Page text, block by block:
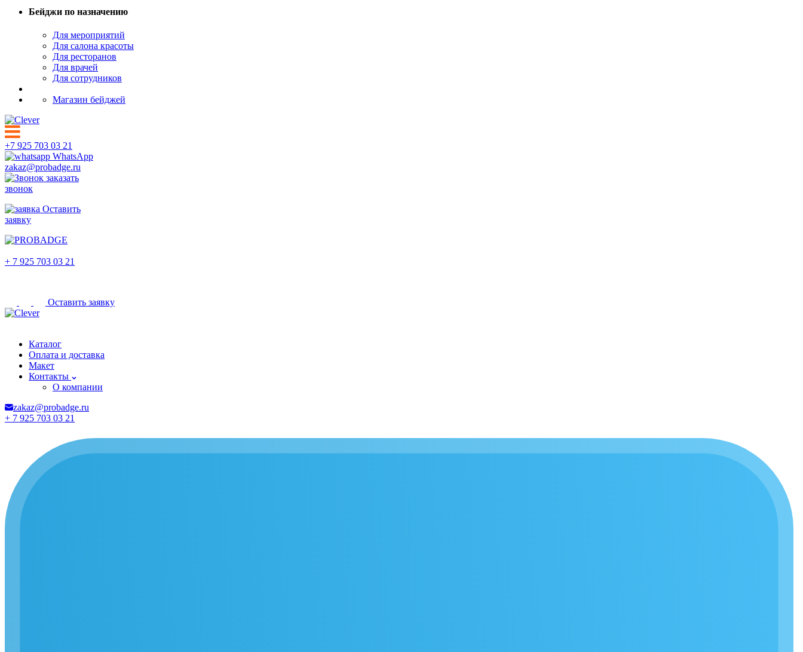
Бейджи по назначению
Для мероприятий
Для салона красоты
Для ресторанов
Для врачей
Для сотрудников
Магазин бейджей
+7 925 703 03 21
WhatsApp
zakaz@probadge.ru
заказать
звонок
Оставить
заявку
+ 7 925 703 03 21
Оставить заявку
Каталог
Оплата и доставка
Макет
Контакты
О компании
zakaz@probadge.ru
+ 7 925 703 03 21